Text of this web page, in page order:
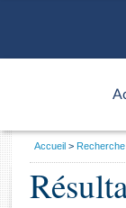
Vous
Accueil Recherche